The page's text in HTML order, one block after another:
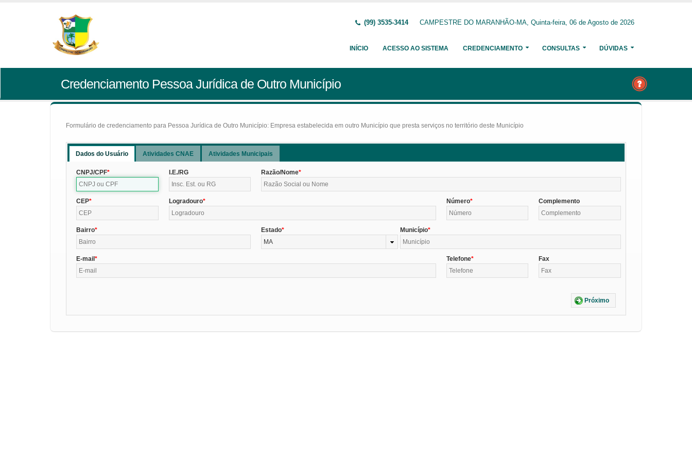
(99) 3535-3414 CAMPESTRE DO MARANHÃO-MA, Quinta-feira, 06 de Agosto de 2026
INÍCIO ACESSO AO SISTEMA CREDENCIAMENTO CONSULTAS DÚVIDAS
Credenciamento Pessoa Jurídica de Outro Município
Formulário de credenciamento para Pessoa Jurídica de Outro Município: Empresa estabelecida em outro Município que presta serviços no território deste Município
Dados do Usuário Atividades CNAE Atividades Municipais
CNPJ/CPF I.E./RG Razão/Nome
CEP Logradouro Número Complemento
Bairro
Estado
MA
Município
E-mail Telefone Fax
Próximo